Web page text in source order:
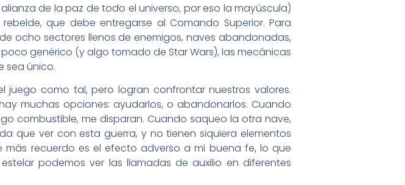
de la paz de todo el universo, por eso la mayúscula)
que debe entregarse al Comando Superior. Para
ocho sectores llenos de enemigos, naves abandonadas,
genérico (y algo tomado de Star Wars), las mecánicas
sea único.
como tal, pero logran confrontar nuestros valores.
muchas opciones: ayudarlos, o abandonarlos. Cuando
combustible, me disparan. Cuando saqueo la otra nave,
que ver con esta guerra, y no tienen siquiera elementos
más recuerdo es el efecto adverso a mi buena fe, lo que
podemos ver las llamadas de auxilio en diferentes